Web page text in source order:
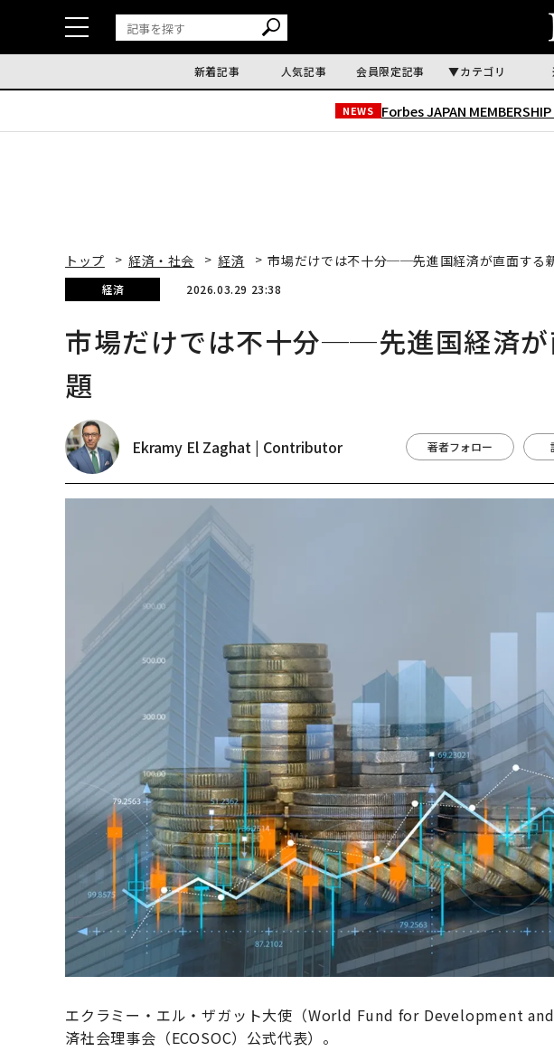
新着記事 人気記事 会員限定記事 カテゴリ
NEWS Forbes JAPAN MEMBERSHIP
トップ 経済・社会 経済 市場だけでは不十分──先進国経済が直面する
経済 2026.03.29 23:38
市場だけでは不十分──先進国経済が
題
Ekramy El Zaghat | Contributor 著者フォロー
エクラミー・エル・ザガット大使（World Fund for Development
済社会理事会（ECOSOC）公式代表）。